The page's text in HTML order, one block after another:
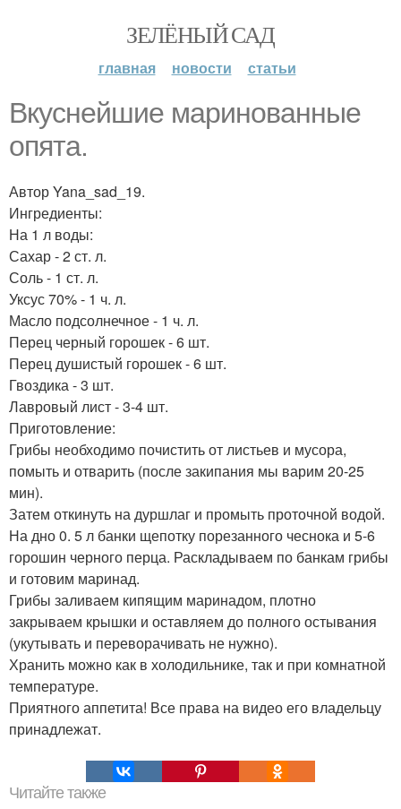
ЗЕЛЁНЫЙ САД
главная новости статьи
Вкуснейшие маринованные
опята.
Автор Yana_sad_19.
Ингредиенты:
На 1 л воды:
Сахар - 2 ст. л.
Соль - 1 ст. л.
Уксус 70% - 1 ч. л.
Масло подсолнечное - 1 ч. л.
Перец черный горошек - 6 шт.
Перец душистый горошек - 6 шт.
Гвоздика - 3 шт.
Лавровый лист - 3-4 шт.
Приготовление:
Грибы необходимо почистить от листьев и мусора,
помыть и отварить (после закипания мы варим 20-25
мин).
Затем откинуть на дуршлаг и промыть проточной водой.
На дно 0. 5 л банки щепотку порезанного чеснока и 5-6
горошин черного перца. Раскладываем по банкам грибы
и готовим маринад.
Грибы заливаем кипящим маринадом, плотно
закрываем крышки и оставляем до полного остывания
(укутывать и переворачивать не нужно).
Хранить можно как в холодильнике, так и при комнатной
температуре.
Приятного аппетита! Все права на видео его владельцу
принадлежат.
Читайте также